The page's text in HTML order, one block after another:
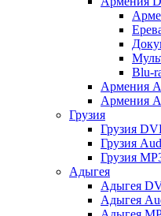
Blu-
Армения
Армения
Грузия
Грузия
Грузия
Грузия
Адыгея
Адыгея
Адыгея